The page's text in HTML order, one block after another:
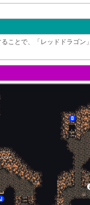
ことで、「レッドドラゴン